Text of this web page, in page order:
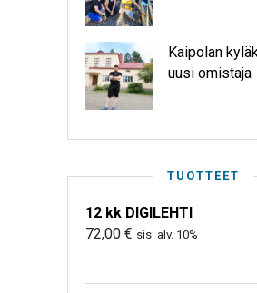
Kaipolan
uusi omistaja
TUOTTEET
12 kk DIGILEHTI
72,00 € sis. alv. 10%